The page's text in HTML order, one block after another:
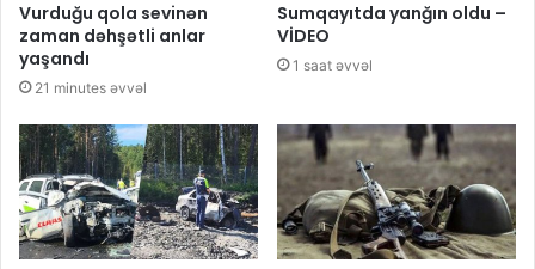
Vurduğu qola sevinən
zaman dəhşətli anlar
yaşandı
21 minutes əvvəl
Sumqayıtda yanğın oldu –
VİDEO
1 saat əvvəl